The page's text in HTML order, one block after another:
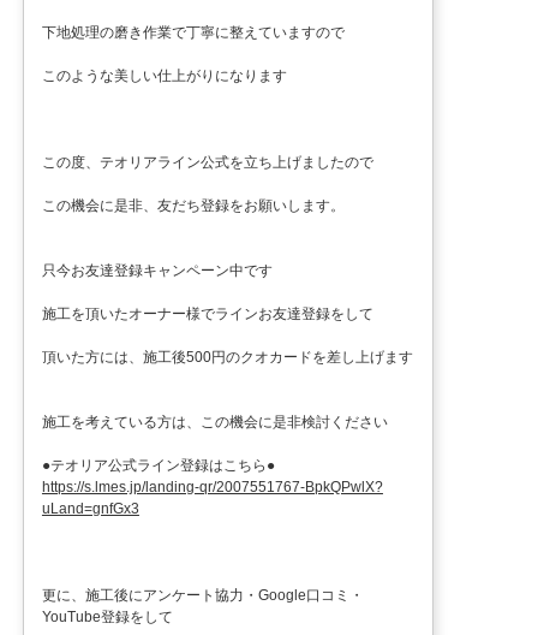
下地処理の磨き作業で丁寧に整えていますので
このような美しい仕上がりになります
この度、テオリアライン公式を立ち上げましたので
この機会に是非、友だち登録をお願いします。
只今お友達登録キャンペーン中です
施工を頂いたオーナー様でラインお友達登録をして
頂いた方には、施工後500円のクオカードを差し上げます
施工を考えている方は、この機会に是非検討ください
●テオリア公式ライン登録はこちら●
https://s.lmes.jp/landing-qr/2007551767-BpkQPwlX?
uLand=gnfGx3
更に、施工後にアンケート協力・Google口コミ・
YouTube登録をして